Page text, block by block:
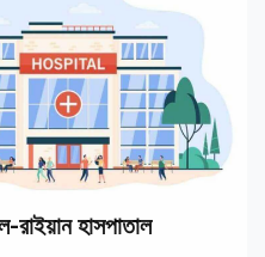
হাসপাতাল